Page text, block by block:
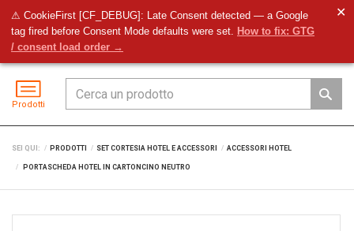
⚠ CookieFirst [CF_DEBUG]: Late Consent detected — a Google
tag fired before Consent Mode defaults were set. How to fix: GTG
/ consent load order →
✕
Prodotti
SEI QUI: PRODOTTI SET CORTESIA HOTEL E ACCESSORI ACCESSORI HOTEL
PORTASCHEDA HOTEL IN CARTONCINO NEUTRO